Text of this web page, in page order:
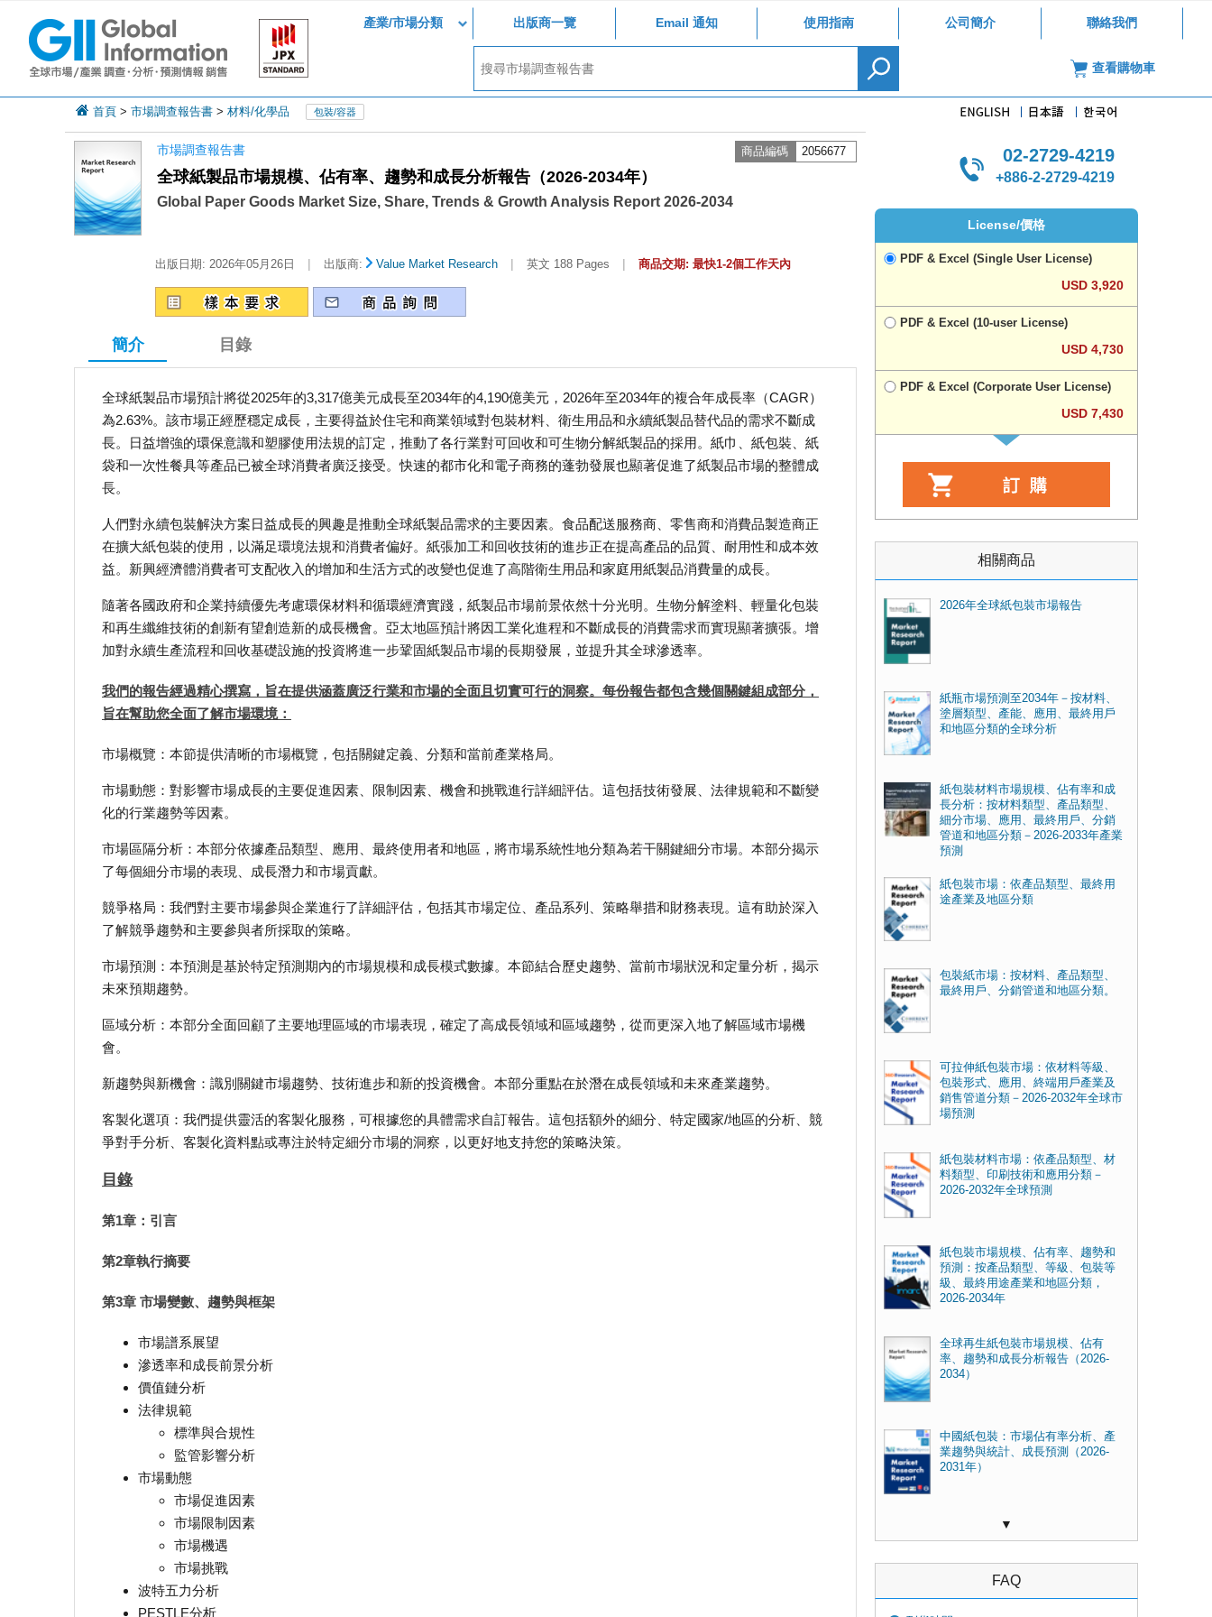
產業/市場分類 出版商一覽 Email 通知 使用指南 公司簡介 聯絡我們
查看購物車
首頁 > 市場調查報告書 > 材料/化學品 包裝/容器
市場調查報告書 商品編碼 2056677
全球紙製品市場規模、佔有率、趨勢和成長分析報告（2026-2034年）
Global Paper Goods Market Size, Share, Trends & Growth Analysis Report 2026-2034
出版日期: 2026年05月26日 | 出版商: Value Market Research | 英文 188 Pages | 商品交期: 最快1-2個工作天內
簡介 目錄
全球紙製品市場預計將從2025年的3,317億美元成長至2034年的4,190億美元，2026年至2034年的複合年成長率（CAGR）
為2.63%。該市場正經歷穩定成長，主要得益於住宅和商業領域對包裝材料、衛生用品和永續紙製品替代品的需求不斷成
長。日益增強的環保意識和塑膠使用法規的訂定，推動了各行業對可回收和可生物分解紙製品的採用。紙巾、紙包裝、紙
袋和一次性餐具等產品已被全球消費者廣泛接受。快速的都市化和電子商務的蓬勃發展也顯著促進了紙製品市場的整體成
長。
人們對永續包裝解決方案日益成長的興趣是推動全球紙製品需求的主要因素。食品配送服務商、零售商和消費品製造商正
在擴大紙包裝的使用，以滿足環境法規和消費者偏好。紙張加工和回收技術的進步正在提高產品的品質、耐用性和成本效
益。新興經濟體消費者可支配收入的增加和生活方式的改變也促進了高階衛生用品和家庭用紙製品消費量的成長。
隨著各國政府和企業持續優先考慮環保材料和循環經濟實踐，紙製品市場前景依然十分光明。生物分解塗料、輕量化包裝
和再生纖維技術的創新有望創造新的成長機會。亞太地區預計將因工業化進程和不斷成長的消費需求而實現顯著擴張。增
加對永續生產流程和回收基礎設施的投資將進一步鞏固紙製品市場的長期發展，並提升其全球滲透率。
我們的報告經過精心撰寫，旨在提供涵蓋廣泛行業和市場的全面且切實可行的洞察。每份報告都包含幾個關鍵組成部分，
旨在幫助您全面了解市場環境：
市場概覽：本節提供清晰的市場概覽，包括關鍵定義、分類和當前產業格局。
市場動態：對影響市場成長的主要促進因素、限制因素、機會和挑戰進行詳細評估。這包括技術發展、法律規範和不斷變
化的行業趨勢等因素。
市場區隔分析：本部分依據產品類型、應用、最終使用者和地區，將市場系統性地分類為若干關鍵細分市場。本部分揭示
了每個細分市場的表現、成長潛力和市場貢獻。
競爭格局：我們對主要市場參與企業進行了詳細評估，包括其市場定位、產品系列、策略舉措和財務表現。這有助於深入
了解競爭趨勢和主要參與者所採取的策略。
市場預測：本預測是基於特定預測期內的市場規模和成長模式數據。本節結合歷史趨勢、當前市場狀況和定量分析，揭示
未來預期趨勢。
區域分析：本部分全面回顧了主要地理區域的市場表現，確定了高成長領域和區域趨勢，從而更深入地了解區域市場機
會。
新趨勢與新機會：識別關鍵市場趨勢、技術進步和新的投資機會。本部分重點在於潛在成長領域和未來產業趨勢。
客製化選項：我們提供靈活的客製化服務，可根據您的具體需求自訂報告。這包括額外的細分、特定國家/地區的分析、競
爭對手分析、客製化資料點或專注於特定細分市場的洞察，以更好地支持您的策略決策。
目錄
第1章：引言
第2章執行摘要
第3章 市場變數、趨勢與框架
市場譜系展望
滲透率和成長前景分析
價值鏈分析
法律規範
標準與合規性
監管影響分析
市場動態
市場促進因素
市場限制因素
市場機遇
市場挑戰
波特五力分析
PESTLE分析
02-2729-4219
+886-2-2729-4219
License/價格
PDF & Excel (Single User License)
USD 3,920
PDF & Excel (10-user License)
USD 4,730
PDF & Excel (Corporate User License)
USD 7,430
相關商品
2026年全球紙包裝市場報告
紙瓶市場預測至2034年－按材料、
塗層類型、產能、應用、最終用戶
和地區分類的全球分析
紙包裝材料市場規模、佔有率和成
長分析：按材料類型、產品類型、
細分市場、應用、最終用戶、分銷
管道和地區分類－2026-2033年產業
預測
紙包裝市場：依產品類型、最終用
途產業及地區分類
包裝紙市場：按材料、產品類型、
最終用戶、分銷管道和地區分類。
可拉伸紙包裝市場：依材料等級、
包裝形式、應用、終端用戶產業及
銷售管道分類－2026-2032年全球市
場預測
紙包裝材料市場：依產品類型、材
料類型、印刷技術和應用分類－
2026-2032年全球預測
紙包裝市場規模、佔有率、趨勢和
預測：按產品類型、等級、包裝等
級、最終用途產業和地區分類，
2026-2034年
全球再生紙包裝市場規模、佔有
率、趨勢和成長分析報告（2026-
2034）
中國紙包裝：市場佔有率分析、產
業趨勢與統計、成長預測（2026-
2031年）
▼
FAQ